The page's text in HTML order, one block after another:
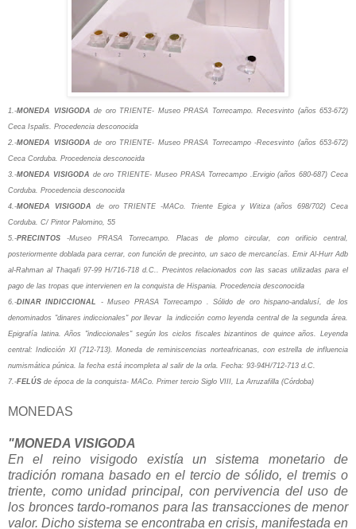
1.-MONEDA VISIGODA de oro TRIENTE- Museo PRASA Torrecampo. Recesvinto (años 653-672)
Ceca Ispalis. Procedencia desconocida
2.-MONEDA VISIGODA de oro TRIENTE- Museo PRASA Torrecampo -Recesvinto (años 653-672)
Ceca Corduba. Procedencia desconocida
3.-MONEDA VISIGODA de oro TRIENTE-Museo PRASA Torrecampo . Ervigio (años 680-687) Ceca
Corduba. Procedencia desconocida
4.-MONEDA VISIGODA de oro TRIENTE -MACo. Triente Egica y Witiza (años 698/702) Ceca
Corduba. C/ Pintor Palomino, 55
5.-PRECINTOS -Museo PRASA Torrecampo. Placas de plomo circular, con orificio central,
posteriormente doblada para cerrar, con función de precinto, un saco de mercancías. Emir Al-Hurr Adb
al-Rahman al Thaqafi 97-99 H/716-718 d.C.. Precintos relacionados con las sacas utilizadas para el
pago de las tropas que intervienen en la conquista de Hispania. Procedencia desconocida
6.-DINAR INDICCIONAL -Museo PRASA Torrecampo . Sólido de oro hispano-andalusí, de los
denominados "dinares indiccionales" por llevar la indicción como leyenda central de la segunda área.
Epigrafía latina. Años "indiccionales" según los ciclos fiscales bizantinos de quince años. Leyenda
central: Indicción XI (712-713). Moneda de reminiscencias norteafricanas, con estrella de influencia
numismática púnica. la fecha está incompleta al salir de la orla. Fecha: 93-94H/712-713 d.C.
7.-FELÚS de época de la conquista- MACo. Primer tercio Siglo VIII, La Arruzafilla (Córdoba)
MONEDAS
"MONEDA VISIGODA
En el reino visigodo existía un sistema monetario de
tradición romana basado en el tercio de sólido, el tremis o
triente, como unidad principal, con pervivencia del uso de
los bronces tardo-romanos para las transacciones de menor
valor. Dicho sistema se encontraba en crisis, manifestada en